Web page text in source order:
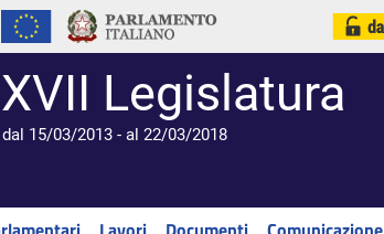
XVII Legislatura
dal 15/03/2013 - al 22/03/2018